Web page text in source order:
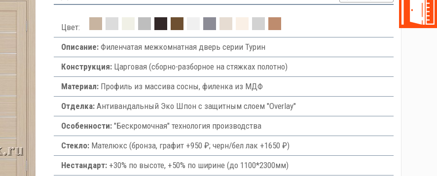
Цвет:
Описание:Филенчатая межкомнатная дверь серии Турин
Конструкция:Царговая (сборно-разборное на стяжках полотно)
Материал:Профиль из массива сосны, филенка из МДФ
Отделка:Антивандальный Эко Шпон с защитным слоем "Overlay"
Особенности:"Бескромочная" технология производства
Стекло:Мателюкс (бронза, графит +950 ₽; черн/бел лак +1650 ₽)
Нестандарт:+30% по высоте, +50% по ширине (до 1100*2300мм)